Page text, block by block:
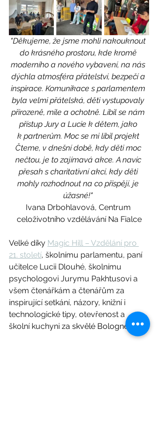
"Děkujeme, že jsme mohli nakouknout
do krásného prostoru, kde kromě
moderního a nového vybavení, na nás
dýchla atmosféra přátelství, bezpečí a
inspirace. Komunikace s parlamentem
byla velmi přátelská, děti vystupovaly
přirozeně, mile a ochotně. Líbil se nám
přístup Jury a Lucie k dětem, jako
k partnerům. Moc se mi líbil projekt
Čteme, v dnešní době, kdy děti moc
nečtou, je to zajímavá akce. A navíc
přesah s charitativní akcí, kdy děti
mohly rozhodnout na co přispějí, je
úžasné!"
Ivana Drbohlavová, Centrum
celoživotního vzdělávání Na Fialce
Velké díky Magic Hill – Vzdělání pro
21. století, školnímu parlamentu, paní
učitelce Lucii Dlouhé, školnímu
psychologovi Jurymu Pakhtusovi a
všem čtenářkám a čtenářům za
inspirující setkání, názory, knižní i
technologické tipy, otevřenost a
školní kuchyni za skvělé Bolognese!